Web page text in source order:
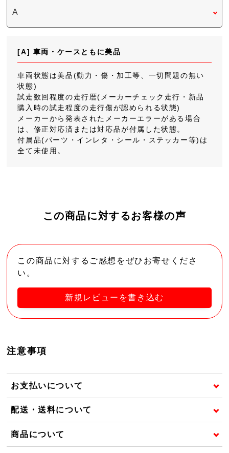
[A] 車両・ケースともに美品
車両状態は美品(動力・傷・加工等、一切問題の無い
状態)
試走数回程度の走行暦(メーカーチェック走行・新品
購入時の試走程度の走行傷が認められる状態)
メーカーから発表されたメーカーエラーがある場合
は、修正対応済または対応品が付属した状態。
付属品(パーツ・インレタ・シール・ステッカー等)は
全て未使用。
この商品に対するお客様の声
この商品に対するご感想をぜひお寄せくださ
い。
新規レビューを書き込む
注意事項
お支払いについて
配送・送料について
商品について